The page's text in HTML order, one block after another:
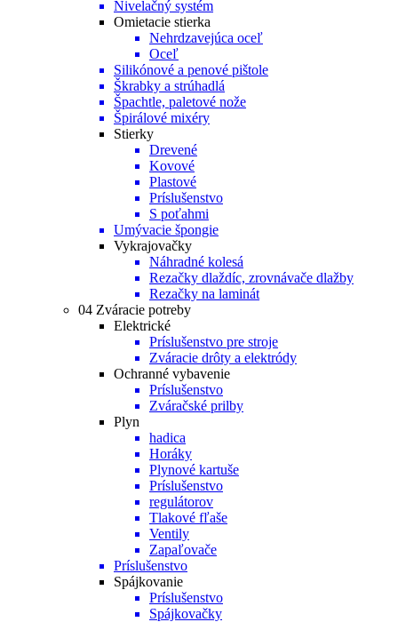
Nivelačný systém
Omietacie stierka
Nehrdzavejúca oceľ
Oceľ
Silikónové a penové pištole
Škrabky a strúhadlá
Špachtle, paletové nože
Špirálové mixéry
Stierky
Drevené
Kovové
Plastové
Príslušenstvo
S poťahmi
Umývacie špongie
Vykrajovačky
Náhradné kolesá
Rezačky dlaždíc, zrovnávače dlažby
Rezačky na laminát
04 Zváracie potreby
Elektrické
Príslušenstvo pre stroje
Zváracie drôty a elektródy
Ochranné vybavenie
Príslušenstvo
Zváračské prilby
Plyn
hadica
Horáky
Plynové kartuše
Príslušenstvo
regulátorov
Tlakové fľaše
Ventily
Zapaľovače
Príslušenstvo
Spájkovanie
Príslušenstvo
Spájkovačky